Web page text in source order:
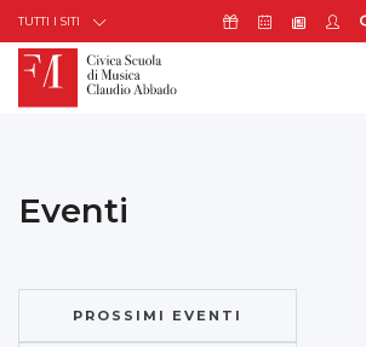
Skip to Content
TUTTI I SITI Icona Sostienici
IconaIcona
Eventi
PROSSIMI EVENTI